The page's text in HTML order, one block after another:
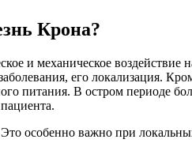
Крона?
и механическое
его локализация.
питания. В остром периоде
особенно важно при